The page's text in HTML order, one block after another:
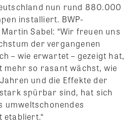
nun rund 880.000
installiert. BWP-
Sabel: “Wir freuen uns
der vergangenen
– wie erwartet – gezeigt hat,
mehr so rasant wächst, wie
und die Effekte der
spürbar sind, hat sich
umweltschonendes
etabliert.“